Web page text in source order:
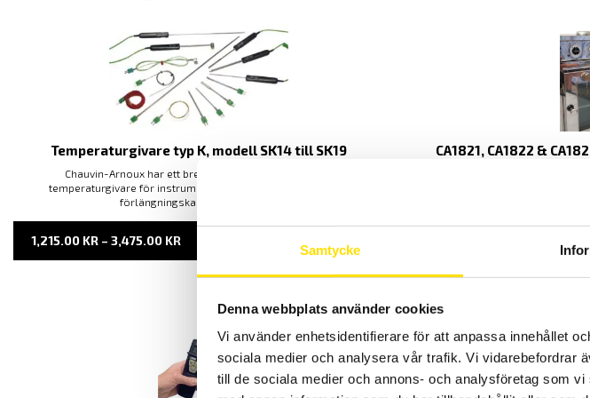
Samtycke
Denna webbplats använder cookies
Vi använder enhetsidentifierare för att anpassa innehållet
sociala medier och analysera vår trafik. Vi vidarebefordrar
till de sociala medier och annons- och analysföretag som
Temperaturgivare typ K, modell SK14 till SK19
Chauvin-Arnoux har ett brett sortiment av handhållna
temperaturgivare för instrument. Dessutom finns praktiska
förlängningskablar för givarna.
1,215.00 KR – 3,475.00 KRPRISINTERVALL:
TILL
3,475.00 KR
CA1821, CA1822 &